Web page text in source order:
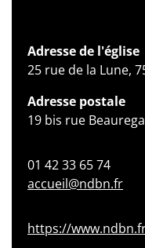
Adresse de l'église
25 rue de la Lune,
Adresse postale
19 bis rue
01 42 33 65 74
accueil@ndbn.fr
https://